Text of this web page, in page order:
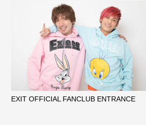
EXIT OFFICIAL FANCLUB ENTRANCE